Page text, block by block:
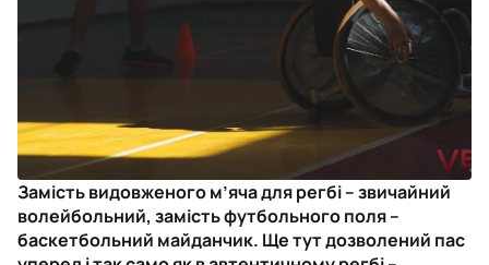
Замість видовженого м’яча для регбі – звичайний
волейбольний, замість футбольного поля –
баскетбольний майданчик. Ще тут дозволений пас